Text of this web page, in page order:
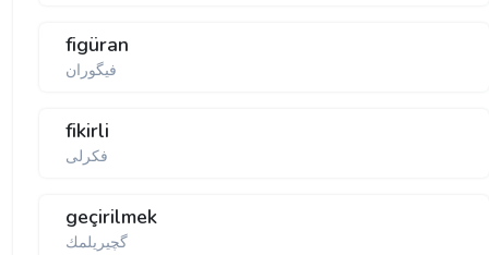
figüran
فیگوران
fikirli
فكرلی
geçirilmek
گچیریلمك